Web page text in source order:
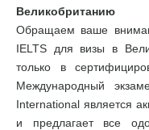
Великобританию
Обращаем ваше
IELTS для визы в
только в
Международный
International является
и предлагает все